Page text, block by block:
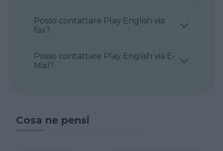
Posso contattare Play English via
fax?
Posso contattare Play English via E-
Mail?
Cosa ne pensi